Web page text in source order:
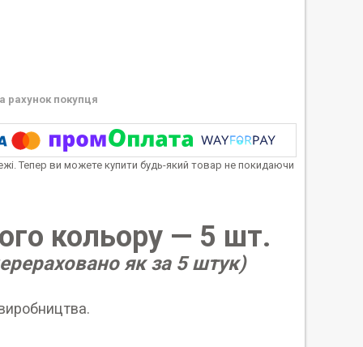
рахунок покупця
Тепер ви можете купити будь-який товар не покидаючи
кольору — 5 шт.
як за 5 штук)